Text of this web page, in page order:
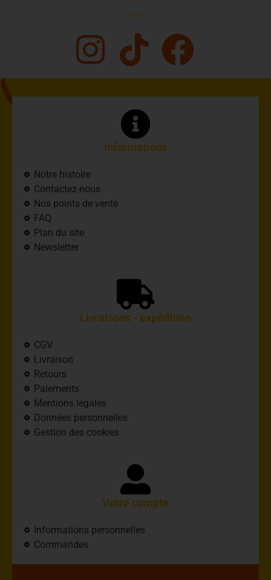
Informations
Notre histoire
Contactez-nous
Nos points de vente
FAQ
Plan du site
Newsletter
Livraisons - expédition
CGV
Livraison
Retours
Paiements
Mentions légales
Données personnelles
Gestion des cookies
Votre compte
Informations personnelles
Commandes